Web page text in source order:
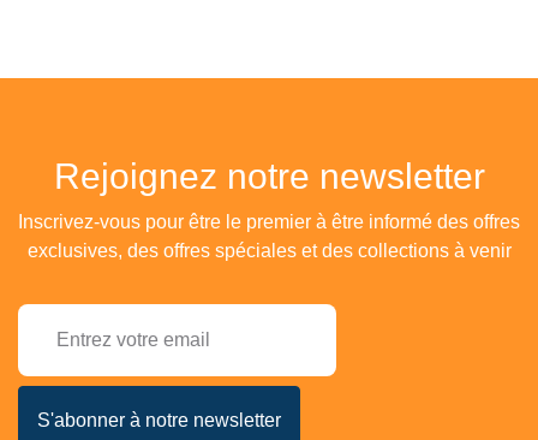
Rejoignez notre newsletter
Inscrivez-vous pour être le premier à être informé des offres
exclusives, des offres spéciales et des collections à venir